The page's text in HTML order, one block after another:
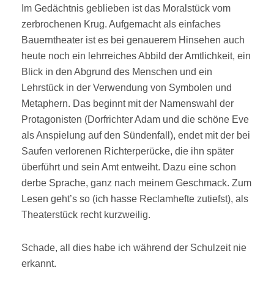
Im Gedächtnis geblieben ist das Moralstück vom
zerbrochenen Krug. Aufgemacht als einfaches
Bauerntheater ist es bei genauerem Hinsehen auch
heute noch ein lehrreiches Abbild der Amtlichkeit, ein
Blick in den Abgrund des Menschen und ein
Lehrstück in der Verwendung von Symbolen und
Metaphern. Das beginnt mit der Namenswahl der
Protagonisten (Dorfrichter Adam und die schöne Eve
als Anspielung auf den Sündenfall), endet mit der bei
Saufen verlorenen Richterperücke, die ihn später
überführt und sein Amt entweiht. Dazu eine schon
derbe Sprache, ganz nach meinem Geschmack. Zum
Lesen geht’s so (ich hasse Reclamhefte zutiefst), als
Theaterstück recht kurzweilig.
Schade, all dies habe ich während der Schulzeit nie
erkannt.